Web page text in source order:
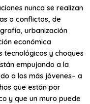
nunca se realizan
o conflictos, de
urbanización
económica
tecnológicos y choques
empujando a la
a los más jóvenes– a
que están por
y que un muro puede